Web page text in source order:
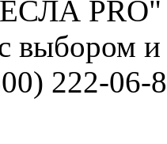
PRO"
выбором
222-06-